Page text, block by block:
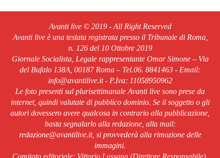
Avanti live © 2019 - All Right Reserved
Avanti live è una testata registrata presso il Tribunale di Roma,
n. 126 del 10 Ottobre 2019
Giornale Socialista, Legale rappresentante Omar Simone – Via
del Bufalo 138A, 00187 Roma – Tel.06. 8841463 - Email:
info@avantilive.it - P.Iva: 11058950962
Le foto presenti sul plurisettimanale Avanti live sono prese da
internet, quindi valutate di pubblico dominio. Se il soggetto o gli
autori dovessero avere qualcosa in contrario alla pubblicazione,
basta segnalarlo alla redazione, alla mail:
redazione@avantilive.it, si provvederà alla rimozione delle
immagini.